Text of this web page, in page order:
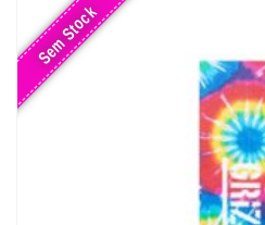
Sem Stock